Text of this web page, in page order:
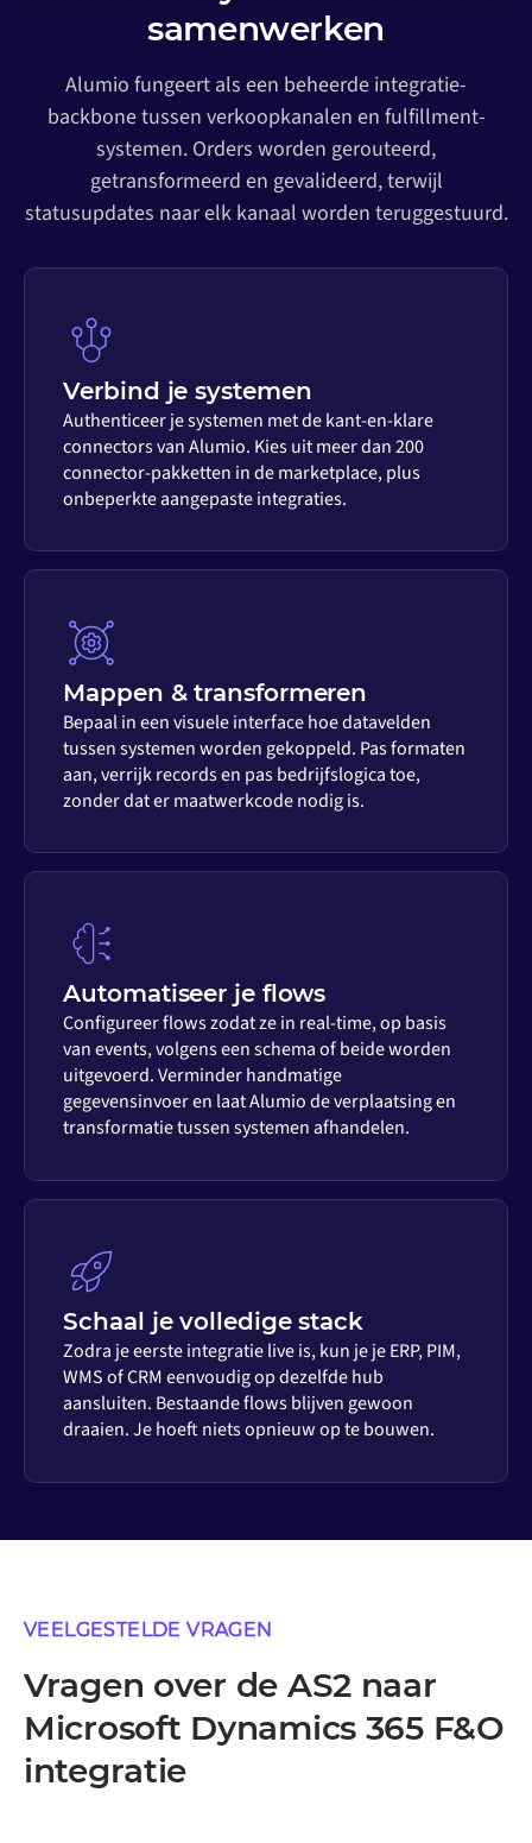
samenwerken
Alumio fungeert als een beheerde integratie-
backbone tussen verkoopkanalen en fulfillment-
systemen. Orders worden gerouteerd,
getransformeerd en gevalideerd, terwijl
statusupdates naar elk kanaal worden teruggestuurd.
Verbind je systemen
Authenticeer je systemen met de kant-en-klare
connectors van Alumio. Kies uit meer dan 200
connector-pakketten in de marketplace, plus
onbeperkte aangepaste integraties.
Mappen & transformeren
Bepaal in een visuele interface hoe datavelden
tussen systemen worden gekoppeld. Pas formaten
aan, verrijk records en pas bedrijfslogica toe,
zonder dat er maatwerkcode nodig is.
Automatiseer je flows
Configureer flows zodat ze in real-time, op basis
van events, volgens een schema of beide worden
uitgevoerd. Verminder handmatige
gegevensinvoer en laat Alumio de verplaatsing en
transformatie tussen systemen afhandelen.
Schaal je volledige stack
Zodra je eerste integratie live is, kun je je ERP, PIM,
WMS of CRM eenvoudig op dezelfde hub
aansluiten. Bestaande flows blijven gewoon
draaien. Je hoeft niets opnieuw op te bouwen.
VEELGESTELDE VRAGEN
Vragen over de AS2 naar
Microsoft Dynamics 365 F&O
integratie